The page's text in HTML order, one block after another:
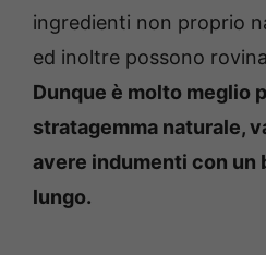
ingredienti non proprio
ed inoltre possono
Dunque è molto meglio
stratagemma naturale,
avere indumenti con un
lungo.